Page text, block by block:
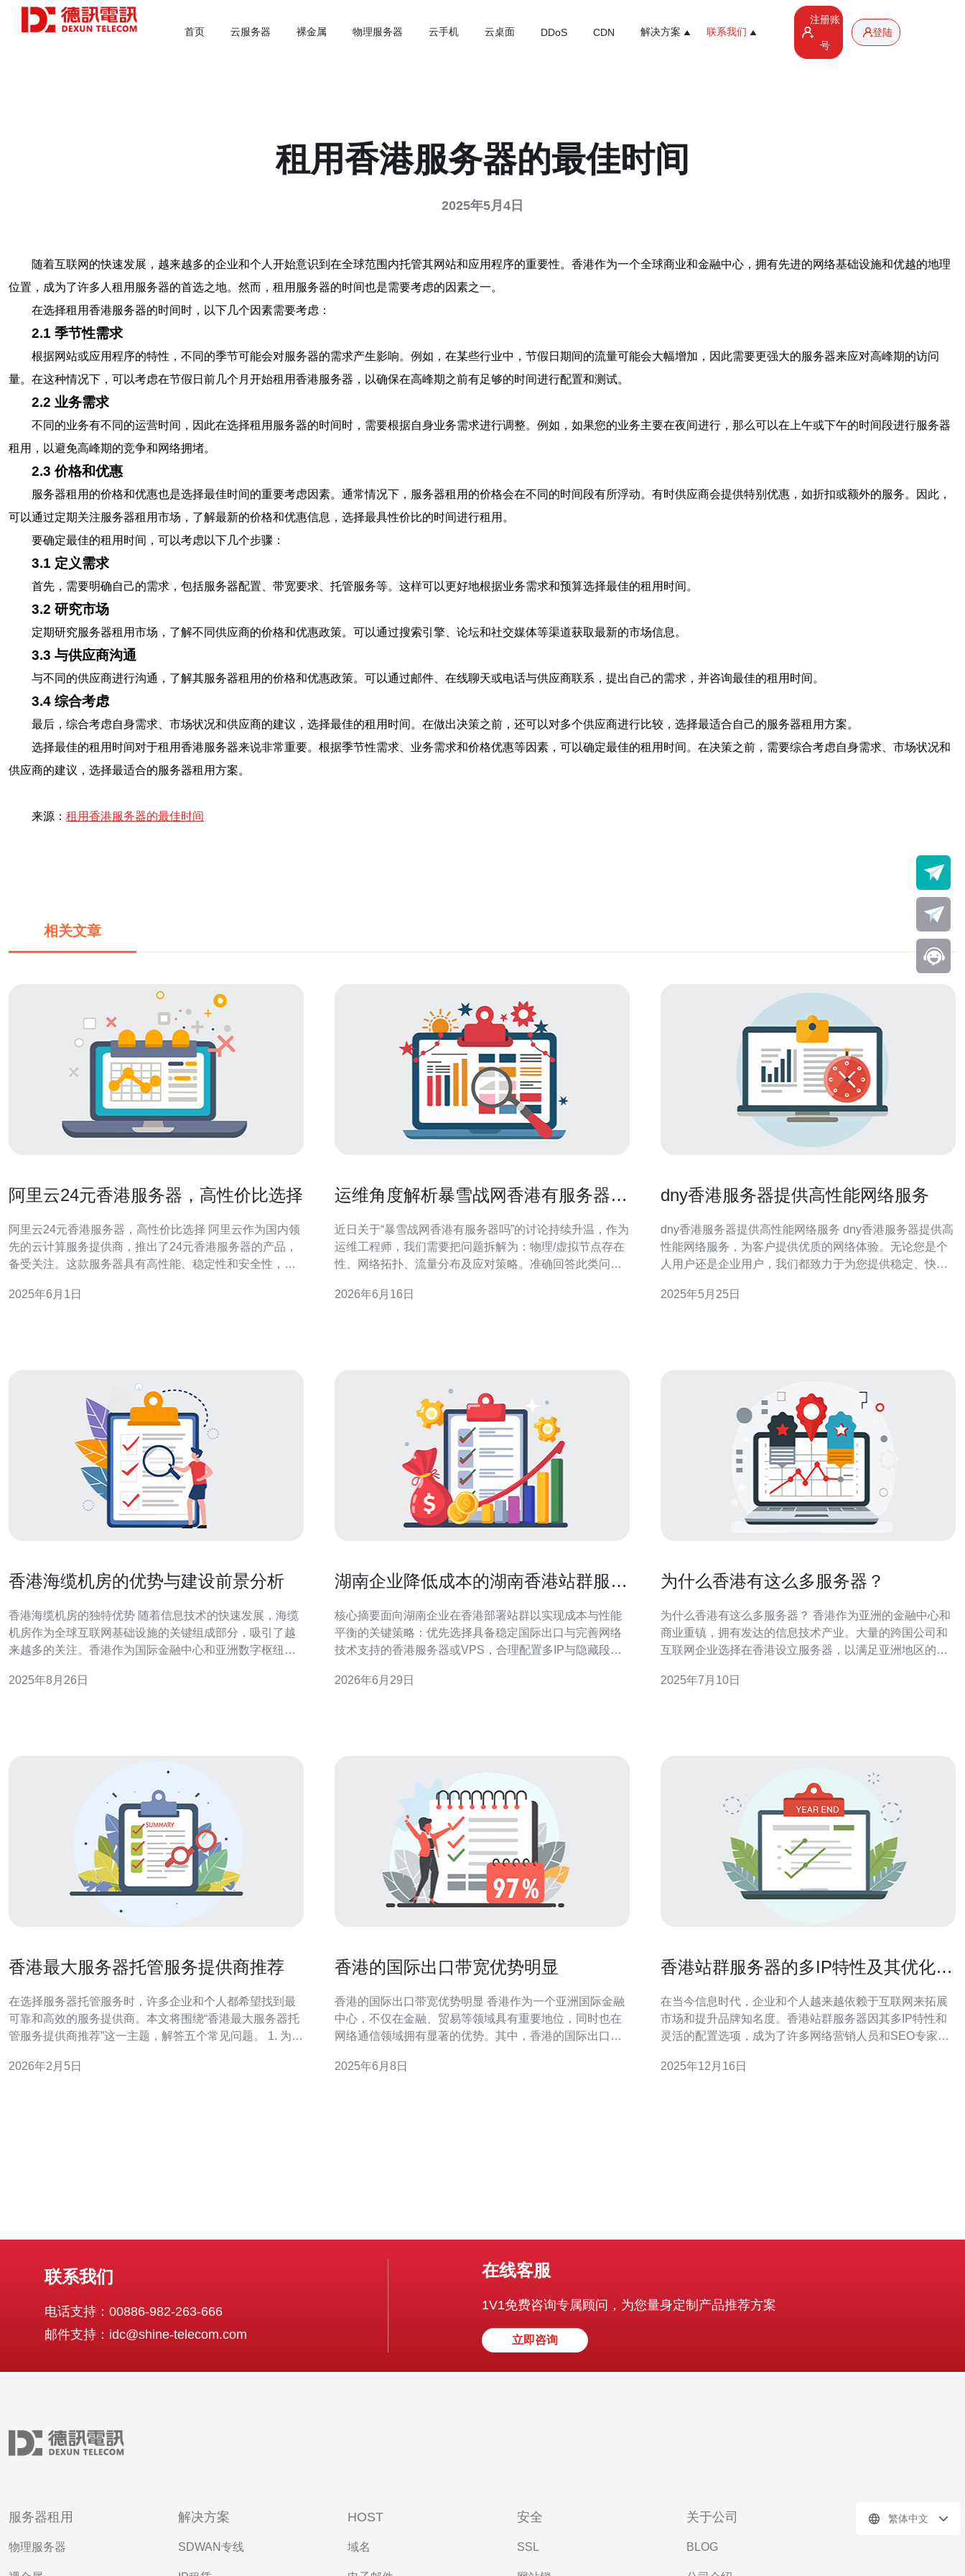
首页 云服务器 裸金属 物理服务器 云手机 云桌面 DDoS CDN 解决方案 联系我们
注册账
号
登陆
租用香港服务器的最佳时间
2025年5月4日
随着互联网的快速发展，越来越多的企业和个人开始意识到在全球范围内托管其网站和应用程序的重要性。香港作为一个全球商业和金融中心，拥有先进的网络基础设施和优越的地理
位置，成为了许多人租用服务器的首选之地。然而，租用服务器的时间也是需要考虑的因素之一。
在选择租用香港服务器的时间时，以下几个因素需要考虑：
2.1 季节性需求
根据网站或应用程序的特性，不同的季节可能会对服务器的需求产生影响。例如，在某些行业中，节假日期间的流量可能会大幅增加，因此需要更强大的服务器来应对高峰期的访问
量。在这种情况下，可以考虑在节假日前几个月开始租用香港服务器，以确保在高峰期之前有足够的时间进行配置和测试。
2.2 业务需求
不同的业务有不同的运营时间，因此在选择租用服务器的时间时，需要根据自身业务需求进行调整。例如，如果您的业务主要在夜间进行，那么可以在上午或下午的时间段进行服务器
租用，以避免高峰期的竞争和网络拥堵。
2.3 价格和优惠
服务器租用的价格和优惠也是选择最佳时间的重要考虑因素。通常情况下，服务器租用的价格会在不同的时间段有所浮动。有时供应商会提供特别优惠，如折扣或额外的服务。因此，
可以通过定期关注服务器租用市场，了解最新的价格和优惠信息，选择最具性价比的时间进行租用。
要确定最佳的租用时间，可以考虑以下几个步骤：
3.1 定义需求
首先，需要明确自己的需求，包括服务器配置、带宽要求、托管服务等。这样可以更好地根据业务需求和预算选择最佳的租用时间。
3.2 研究市场
定期研究服务器租用市场，了解不同供应商的价格和优惠政策。可以通过搜索引擎、论坛和社交媒体等渠道获取最新的市场信息。
3.3 与供应商沟通
与不同的供应商进行沟通，了解其服务器租用的价格和优惠政策。可以通过邮件、在线聊天或电话与供应商联系，提出自己的需求，并咨询最佳的租用时间。
3.4 综合考虑
最后，综合考虑自身需求、市场状况和供应商的建议，选择最佳的租用时间。在做出决策之前，还可以对多个供应商进行比较，选择最适合自己的服务器租用方案。
选择最佳的租用时间对于租用香港服务器来说非常重要。根据季节性需求、业务需求和价格优惠等因素，可以确定最佳的租用时间。在决策之前，需要综合考虑自身需求、市场状况和
供应商的建议，选择最适合的服务器租用方案。
来源： 租用香港服务器的最佳时间
相关文章
阿里云24元香港服务器，高性价比选择
阿里云24元香港服务器，高性价比选择 阿里云作为国内领
先的云计算服务提供商，推出了24元香港服务器的产品，
备受关注。这款服务器具有高性能、稳定性和安全性，是
这款服务器的优势，帮助您更好地了解这款产品。 阿里云
2025年6月1日
运维角度解析暴雪战网香港有服务器吗
近日关于“暴雪战网香港有服务器吗”的讨论持续升温，作为
运维工程师，我们需要把问题拆解为：物理/虚拟节点存在
性、网络拓扑、流量分布及应对策略。准确回答此类问题
如果战网在香港部署了节点，会直接影响港澳台及东南亚
2026年6月16日
dny香港服务器提供高性能网络服务
dny香港服务器提供高性能网络服务 dny香港服务器提供高
性能网络服务，为客户提供优质的网络体验。无论您是个
人用户还是企业用户，我们都致力于为您提供稳定、快速
设备经过精心选择和优化，确保在任何情况下都能保持稳
2025年5月25日
香港海缆机房的优势与建设前景分析
香港海缆机房的独特优势 随着信息技术的快速发展，海缆
机房作为全球互联网基础设施的关键组成部分，吸引了越
来越多的关注。香港作为国际金融中心和亚洲数字枢纽，
为全球互联网连接提供了不可或缺的保障。以下是香港海
2025年8月26日
湖南企业降低成本的湖南香港站群服务
核心摘要面向湖南企业在香港部署站群以实现成本与性能
平衡的关键策略：优先选择具备稳定国际出口与完善网络
技术支持的香港服务器或VPS，合理配置多IP与隐藏段、
带宽成本。在实际采购与托管环节应评估带宽计费模式、
2026年6月29日
为什么香港有这么多服务器？
为什么香港有这么多服务器？ 香港作为亚洲的金融中心和
商业重镇，拥有发达的信息技术产业。大量的跨国公司和
互联网企业选择在香港设立服务器，以满足亚洲地区的用
器托管的理想选择。 香港地处亚洲心脏地带，距离中国内
2025年7月10日
香港最大服务器托管服务提供商推荐
在选择服务器托管服务时，许多企业和个人都希望找到最
可靠和高效的服务提供商。本文将围绕“香港最大服务器托
管服务提供商推荐”这一主题，解答五个常见问题。 1. 为什
融中心，拥有优越的地理位置和良好的网络基础设施。由
2026年2月5日
香港的国际出口带宽优势明显
香港的国际出口带宽优势明显 香港作为一个亚洲国际金融
中心，不仅在金融、贸易等领域具有重要地位，同时也在
网络通信领域拥有显著的优势。其中，香港的国际出口带
接服务。 香港位于亚洲东南部，毗邻中国内地和台湾，地
2025年6月8日
香港站群服务器的多IP特性及其优化策
在当今信息时代，企业和个人越来越依赖于互联网来拓展
市场和提升品牌知名度。香港站群服务器因其多IP特性和
灵活的配置选项，成为了许多网络营销人员和SEO专家的
化策略，帮助用户更好地利用这一技术提升网站性能和搜
2025年12月16日
联系我们
电话支持：00886-982-263-666
邮件支持：idc@shine-telecom.com
在线客服
1V1免费咨询专属顾问，为您量身定制产品推荐方案
立即咨询
服务器租用
物理服务器
解决方案
SDWAN专线
HOST
域名
安全
SSL
关于公司
BLOG
繁体中文